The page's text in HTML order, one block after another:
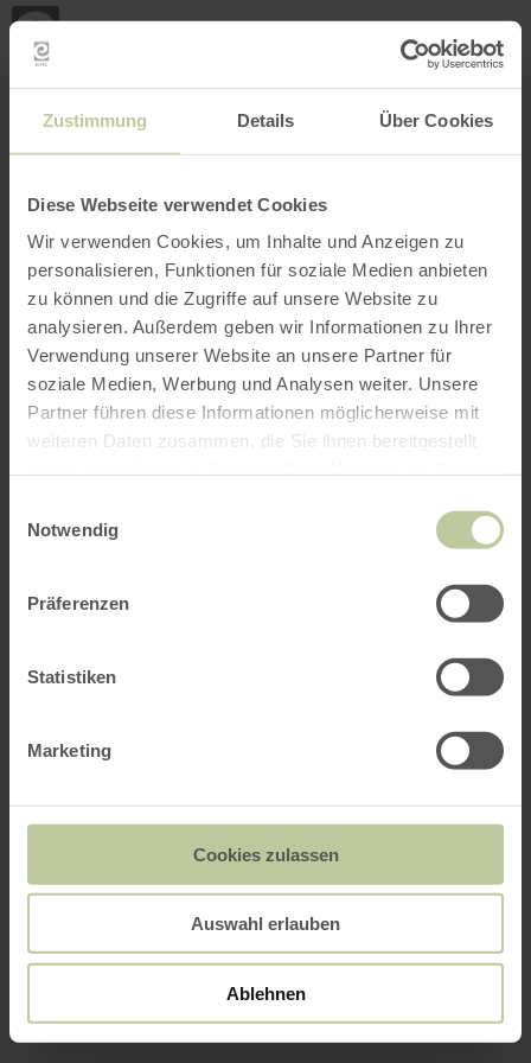
Zustimmung Details Über Cookies
Diese Webseite verwendet Cookies
Wir verwenden Cookies, um Inhalte und Anzeigen zu
personalisieren, Funktionen für soziale Medien anbieten
zu können und die Zugriffe auf unsere Website zu
analysieren. Außerdem geben wir Informationen zu Ihrer
Verwendung unserer Website an unsere Partner für
soziale Medien, Werbung und Analysen weiter. Unsere
Partner führen diese Informationen möglicherweise mit
weiteren Daten zusammen, die Sie ihnen bereitgestellt
Notwendig
Präferenzen
Statistiken
Marketing
Cookies zulassen
Auswahl erlauben
Ablehnen
INTERACTIVE MAP
my
Open filter